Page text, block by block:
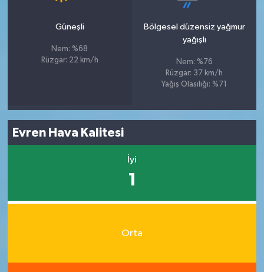
Güneşli
Nem: %68
Rüzgar: 22 km/h
Bölgesel düzensiz yağmur
yağışlı
Nem: %76
Rüzgar: 37 km/h
Yağış Olasılığı: %71
Evren Hava Kalitesi
İyi
1
Orta